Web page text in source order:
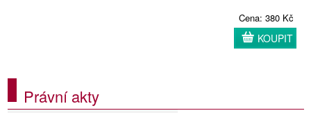
Cena: 380 Kč
KOUPIT
Právní akty